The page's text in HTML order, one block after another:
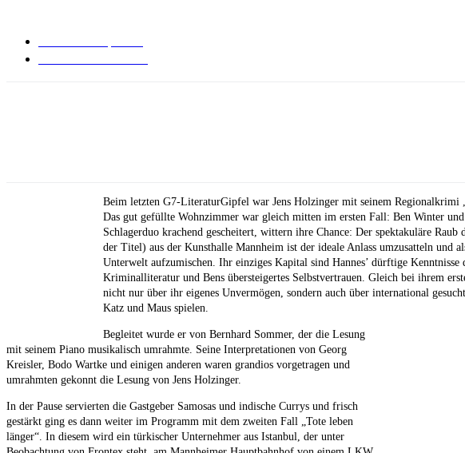
Beim letzten G7-LiteraturGipfel war Jens Holzinger mit seinem Regionalkrimi
Das gut gefüllte Wohnzimmer war gleich mitten im ersten Fall: Ben Winter und
Schlagerduo krachend gescheitert, wittern ihre Chance: Der spektakuläre Raub
der Titel) aus der Kunsthalle Mannheim ist der ideale Anlass umzusatteln und
Unterwelt aufzumischen. Ihr einziges Kapital sind Hannes’ dürftige Kenntnisse
Kriminalliteratur und Bens übersteigertes Selbstvertrauen. Gleich bei ihrem
nicht nur über ihr eigenes Unvermögen, sondern auch über international
Katz und Maus spielen.
Begleitet wurde er von Bernhard Sommer, der die Lesung
mit seinem Piano musikalisch umrahmte. Seine Interpretationen von Georg
Kreisler, Bodo Wartke und einigen anderen waren grandios vorgetragen und
umrahmten gekonnt die Lesung von Jens Holzinger.
In der Pause servierten die Gastgeber Samosas und indische Currys und frisch
gestärkt ging es dann weiter im Programm mit dem zweiten Fall „Tote leben
länger“. In diesem wird ein türkischer Unternehmer aus Istanbul, der unter